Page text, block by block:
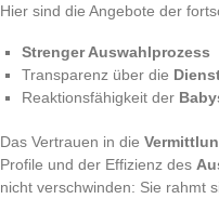
Hier sind die Angebote der
Strenger Auswahlprozess
Transparenz über die
Reaktionsfähigkeit der
Das Vertrauen in die
Profile und der Effizienz des
nicht verschwinden: Sie rahmt